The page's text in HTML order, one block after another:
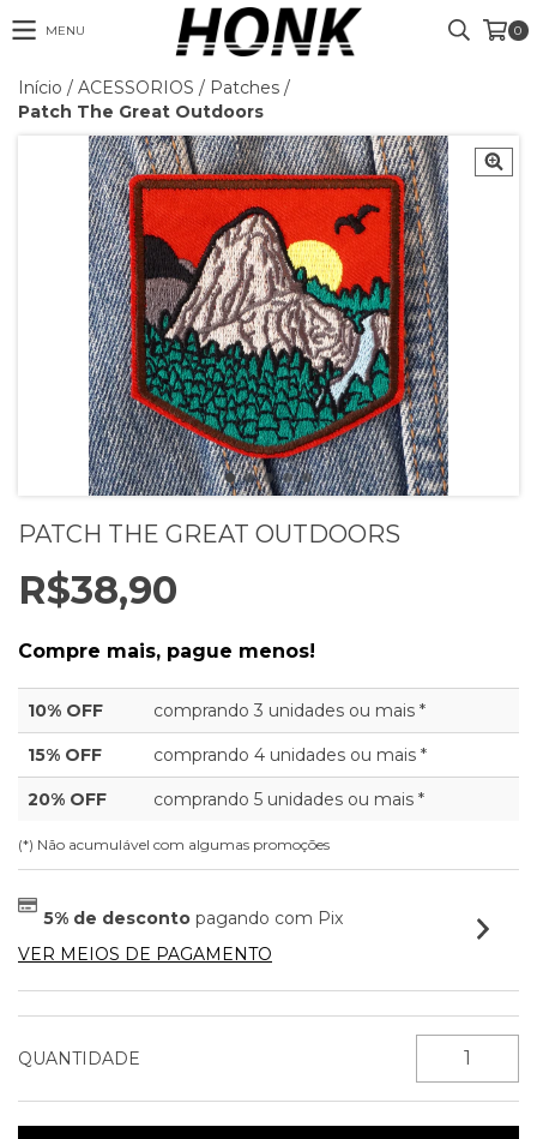
MENU 0
Início / ACESSORIOS / Patches /
Patch The Great Outdoors
PATCH THE GREAT OUTDOORS
R$38,90
Compre mais, pague menos!
10% OFF comprando 3 unidades ou mais *
15% OFF comprando 4 unidades ou mais *
20% OFF comprando 5 unidades ou mais *
(*) Não acumulável com algumas promoções
5% de descontopagando com Pix
VER MEIOS DE PAGAMENTO
QUANTIDADE